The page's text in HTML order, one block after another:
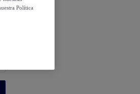
Política